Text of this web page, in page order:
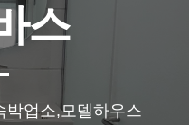
스
박업소,모델하우스